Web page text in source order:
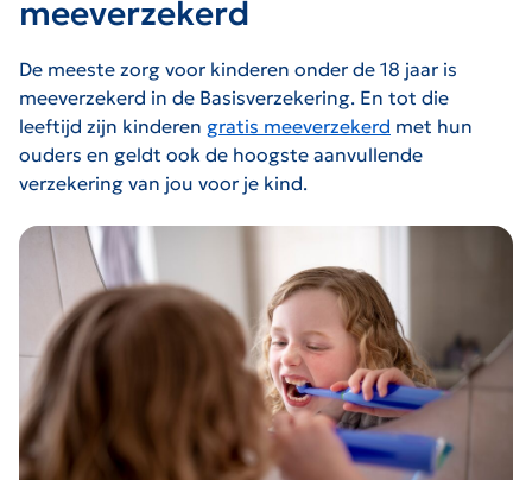
meeverzekerd
De meeste zorg voor kinderen onder de 18 jaar is
meeverzekerd in de Basisverzekering. En tot die
leeftijd zijn kinderen gratis meeverzekerd met hun
ouders en geldt ook de hoogste aanvullende
verzekering van jou voor je kind.